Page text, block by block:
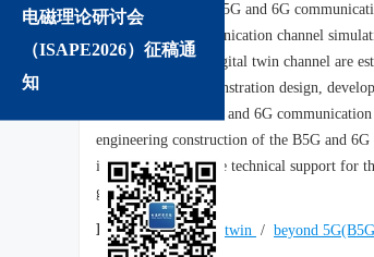
电磁理论研讨会
（ISAPE2026）征稿通
知
connotation of the B5G and 6G
B5G and 6G communication channel
framework of the digital twin channel are
is discussed in demonstration design,
activities of the B5G and 6G
engineering construction of the B5G and
industry, and provide technical support for
green sustainability.
Keywords: digital twin / beyond